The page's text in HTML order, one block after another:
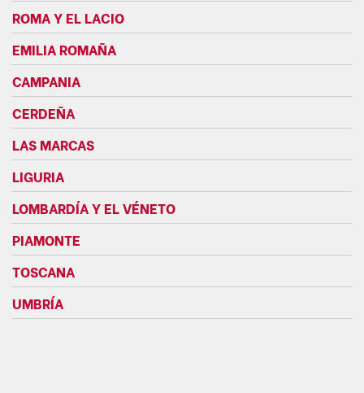
ROMA Y EL LACIO
EMILIA ROMAÑA
CAMPANIA
CERDEÑA
LAS MARCAS
LIGURIA
LOMBARDÍA Y EL VÉNETO
PIAMONTE
TOSCANA
UMBRÍA